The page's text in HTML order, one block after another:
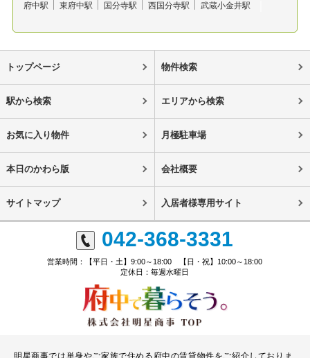
府中駅 東府中駅 国分寺駅 西国分寺駅 武蔵小金井駅
トップページ 物件検索
駅から検索 エリアから検索
お気に入り物件 月極駐車場
本日のかわら版 会社概要
サイトマップ 入居者様専用サイト
042-368-3331
営業時間：【平日・土】9:00～18:00 【日・祝】10:00～18:00
定休日：毎週水曜日
明星商事では単身やご家族で住める府中の賃貸物件をご紹介しておりま